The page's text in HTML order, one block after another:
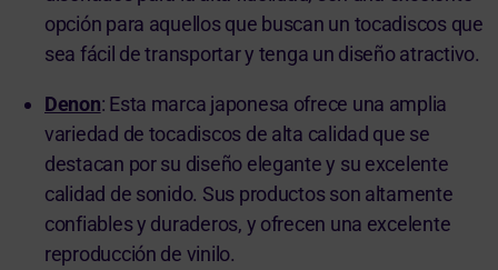
opción para aquellos que buscan un tocadiscos que
sea fácil de transportar y tenga un diseño atractivo.
Denon: Esta marca japonesa ofrece una amplia
variedad de tocadiscos de alta calidad que se
destacan por su diseño elegante y su excelente
calidad de sonido. Sus productos son altamente
confiables y duraderos, y ofrecen una excelente
reproducción de vinilo.